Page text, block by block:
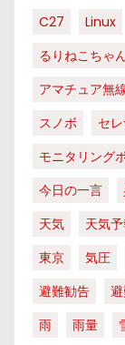
C27 Linux
るりねこちゃ
アマチュア無
スノボ
セ
モニタリング
今日の一言
天気
天気
東京
気圧
避難勧告
雨
雨量